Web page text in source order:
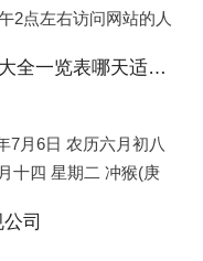
2点左右访问网站的人
古冶区2022年7月份搬家的黄道吉日查询大全一览表哪天适合搬家好日子
7月6日 农历六月初八
十四 星期二 冲猴(庚
司